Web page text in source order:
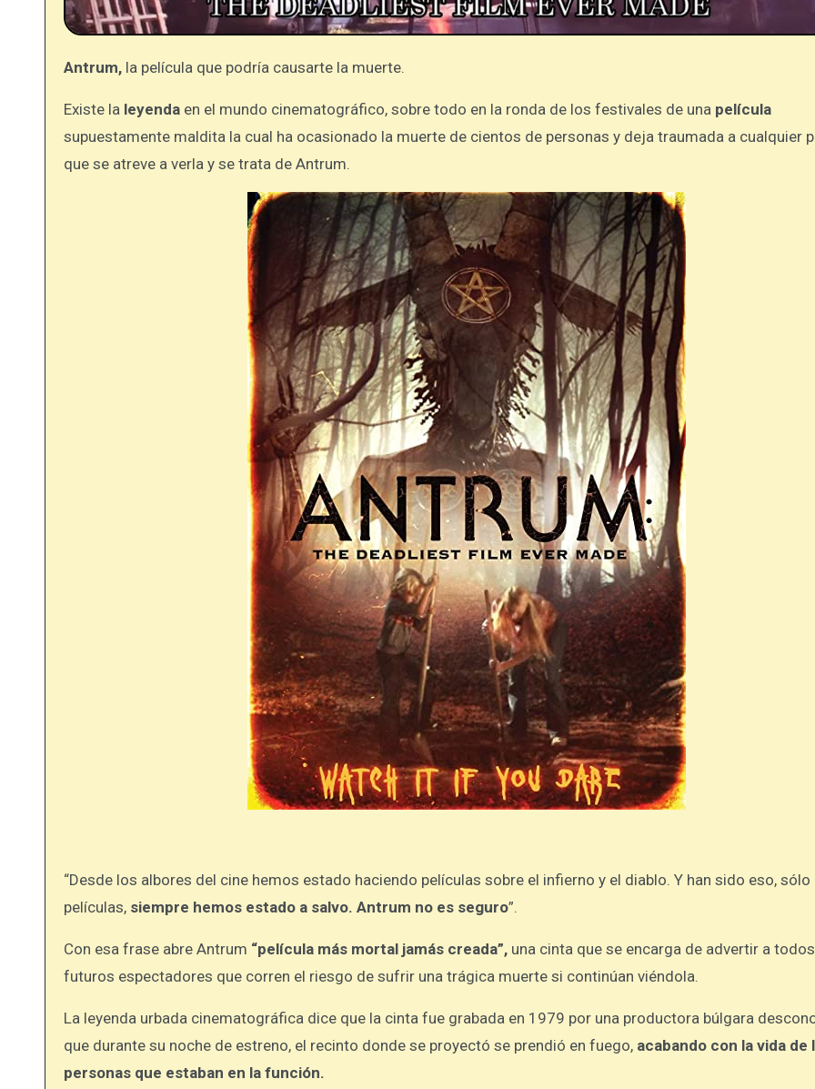
Antrum, la película que podría causarte la muerte.
Existe la leyenda en el mundo cinematográfico, sobre todo en la ronda de los festivales de una película
supuestamente maldita la cual ha ocasionado la muerte de cientos de personas y deja traumada a cualquier
que se atreve a verla y se trata de Antrum.
“Desde los albores del cine hemos estado haciendo películas sobre el infierno y el diablo. Y han sido eso, sólo
películas, siempre hemos estado a salvo. Antrum no es seguro”.
Con esa frase abre Antrum “película más mortal jamás creada”, una cinta que se encarga de advertir a
futuros espectadores que corren el riesgo de sufrir una trágica muerte si continúan viéndola.
La leyenda urbada cinematográfica dice que la cinta fue grabada en 1979 por una productora búlgara
que durante su noche de estreno, el recinto donde se proyectó se prendió en fuego, acabando con la vida de
personas que estaban en la función.